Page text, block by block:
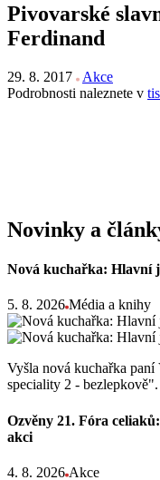
Pivovarské
Ferdinand
29. 8. 2017
Akce
Podrobnosti naleznete v
Novinky a
Nová kuchařka: Hlavní
5. 8. 2026 Média a knihy
Vyšla nová kuchařka
speciality 2 - bezlepkově".
Ozvěny 21. Fóra
akci
4. 8. 2026 Akce